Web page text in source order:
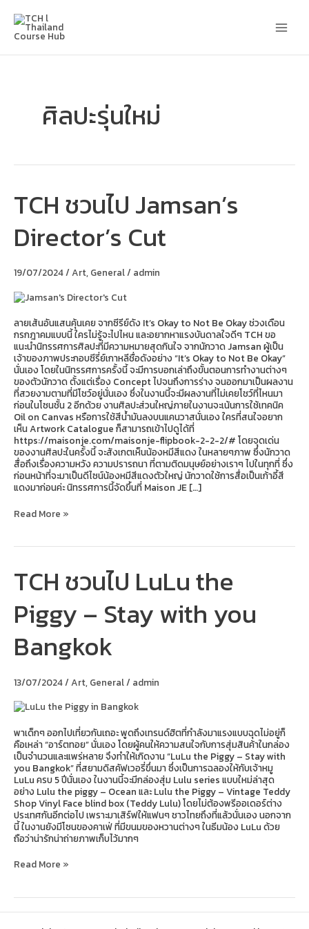
content
ศิลปะรุ่นใหม่
TCH ชวนไป Jamsan’s
Director’s Cut
19/07/2024/Art, General/ admin
ลายเส้นอันแสนคุ้นเคย จากซีรีย์ดัง It’s Okay to Not Be Okay ช่วงเดือน
กรกฎาคมแบบนี้ ใครไม่รู้จะไปไหน และอยากหาแรงบันดาลใจดีๆ TCH ขอ
แนะนำนิทรรศการศิลปะที่มีความหมายสุดกินใจ จากนักวาด Jamsan ผู้เป็น
เจ้าของภาพประกอบซีรี่ย์เกาหลีชื่อดังอย่าง “It’s Okay to Not Be Okay”
นั่นเอง โดยในนิทรรศการครั้งนี้ จะมีการบอกเล่าถึงขั้นตอนการทำงานต่างๆ
ของตัวนักวาด ตั้งแต่เรื่อง Concept ไปจนถึงการร่าง จนออกมาเป็นผลงาน
ที่สวยงามตามที่มีโชว์อยู่นั่นเอง ซึ่งในงานนี้จะมีผลงานที่ไม่เคยโชว์ที่ไหนมา
ก่อนในโซนชั้น 2 อีกด้วย งานศิลปะส่วนใหญ่ภายในงานจะเน้นการใช้เทคนิค
Oil on Canvas หรือการใช้สีน้ำมันลงบนแคนวาสนั่นเอง ใครที่สนใจอยาก
เห็น Artwork Catalogue ก็สามารถเข้าไปดูได้ที่
https://maisonje.com/maisonje-flipbook-2-2-2/# โดยจุดเด่น
ของงานศิลปะในครั้งนี้ จะสังเกตเห็นน้องหมีสีแดง ในหลายๆภาพ ซึ่งนักวาด
สื่อถึงเรื่องความหวัง ความปรารถนา ที่ตามติดมนุษย์อย่างเราๆ ไปในทุกที่ ซึ่ง
ก่อนหน้าที่จะมาเป็นดีไซน์น้องหมีสีแดงตัวใหญ่ นักวาดใช้การสื่อเป็นเก้าอี้สี
แดงมาก่อนค่ะ นิทรรศการนี้จัดขึ้นที่ Maison JE […]
ไป
Jamsan’s
Director’s
Read More »
TCH ชวนไป LuLu the
Piggy – Stay with you
Bangkok
13/07/2024/Art, General/ admin
พาเด็กๆ ออกไปเที่ยวกันเถอะ พูดถึงเทรนด์ฮิตที่กำลังมาแรงแบบฉุดไม่อยู่ก็
คือเหล่า “อาร์ตทอย” นั่นเอง โดยผู้คนให้ความสนใจกับการสุ่มสินค้าในกล่อง
เป็นจำนวนและแพร่หลาย จึงทำให้เกิดงาน “LuLu the Piggy – Stay with
you Bangkok” ที่สยามดิสคัฟเวอรี่ขึ่นมา ซึ่งเป็นการฉลองให้กับเจ้าหมู
LuLu ครบ 5 ปีนั่นเอง ในงานนี้จะมีกล่องสุ่ม Lulu series แบบใหม่ล่าสุด
อย่าง Lulu the piggy – Ocean และ Lulu the Piggy – Vintage Teddy
Shop Vinyl Face blind box (Teddy Lulu) โดยไม่ต้องพรีออเดอร์ต่าง
ประเทศกันอีกต่อไป เพราะมาเสิร์ฟให้แฟนๆ ชาวไทยถึงที่แล้วนั่นเอง นอกจาก
นี้ ในงานยังมีโซนของคาเฟ่ ที่มีขนมของหวานต่างๆ ในธีมน้อง LuLu ด้วย
ถือว่าน่ารักน่าถ่ายภาพเก็บไว้มากๆ
TCH
ไป
LuLu
the
Piggy
–
Stay
you
Bangkok
Read More »